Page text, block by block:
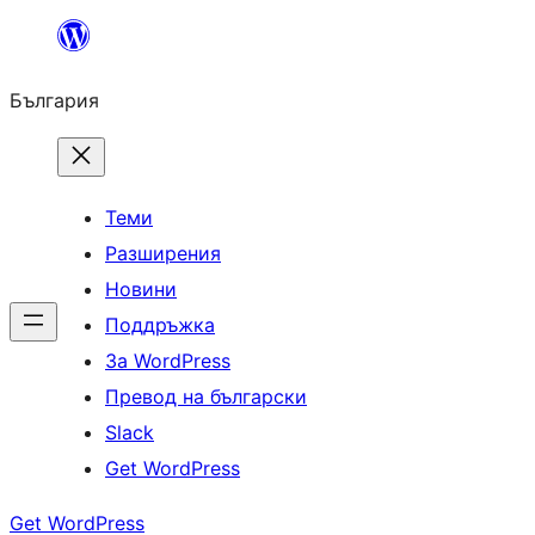
България
Теми
Разширения
Новини
Поддръжка
За WordPress
Превод на български
Slack
Get WordPress
Get WordPress